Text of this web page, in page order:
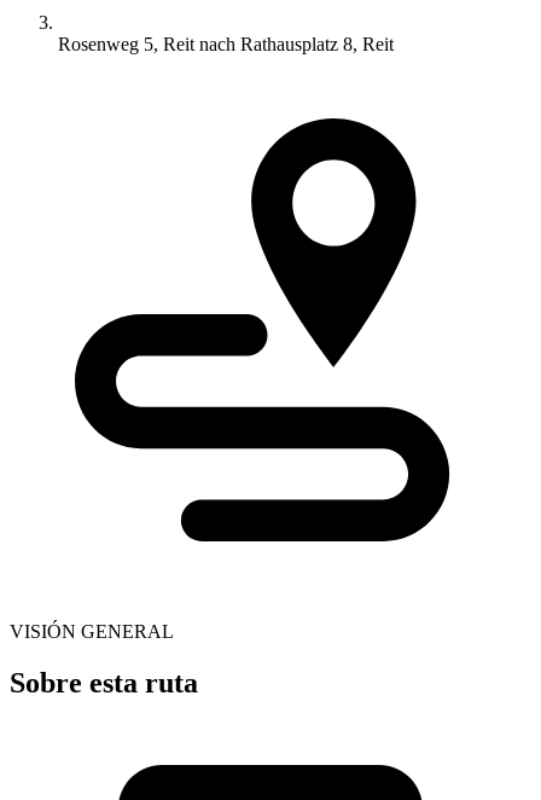
Rosenweg 5, Reit nach Rathausplatz 8, Reit
VISIÓN GENERAL
Sobre esta ruta